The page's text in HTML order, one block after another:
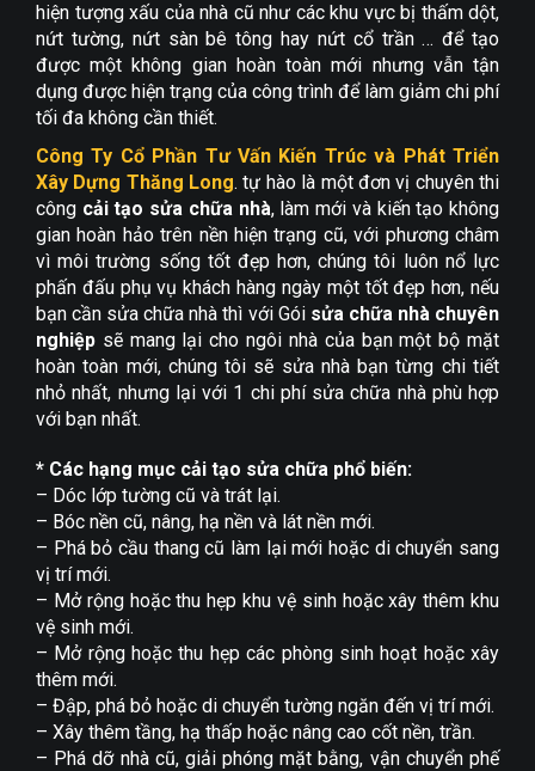
hiện tượng xấu của nhà cũ như các khu vực bị thấm dột,
nứt tường, nứt sàn bê tông hay nứt cổ trần … để tạo
được một không gian hoàn toàn mới nhưng vẫn tận
dụng được hiện trạng của công trình để làm giảm chi phí
tối đa không cần thiết.
Công Ty Cổ Phần Tư Vấn Kiến Trúc và Phát Triển
Xây Dựng Thăng Long. tự hào là một đơn vị chuyên thi
công cải tạo sửa chữa nhà, làm mới và kiến tạo không
gian hoàn hảo trên nền hiện trạng cũ, với phương châm
vì môi trường sống tốt đẹp hơn, chúng tôi luôn nổ lực
phấn đấu phụ vụ khách hàng ngày một tốt đẹp hơn, nếu
bạn cần sửa chữa nhà thì với Gói sửa chữa nhà chuyên
nghiệp sẽ mang lại cho ngôi nhà của bạn một bộ mặt
hoàn toàn mới, chúng tôi sẽ sửa nhà bạn từng chi tiết
nhỏ nhất, nhưng lại với 1 chi phí sửa chữa nhà phù hợp
với bạn nhất.
* Các hạng mục cải tạo sửa chữa phổ biến:
– Dóc lớp tường cũ và trát lại.
– Bóc nền cũ, nâng, hạ nền và lát nền mới.
– Phá bỏ cầu thang cũ làm lại mới hoặc di chuyển sang
vị trí mới.
– Mở rộng hoặc thu hẹp khu vệ sinh hoặc xây thêm khu
vệ sinh mới.
– Mở rộng hoặc thu hẹp các phòng sinh hoạt hoặc xây
thêm mới.
– Đập, phá bỏ hoặc di chuyển tường ngăn đến vị trí mới.
– Xây thêm tầng, hạ thấp hoặc nâng cao cốt nền, trần.
– Phá dỡ nhà cũ, giải phóng mặt bằng, vận chuyển phế